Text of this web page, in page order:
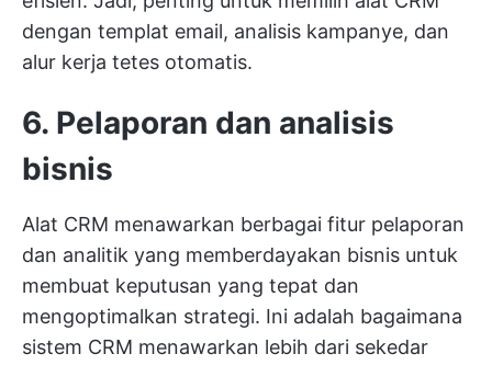
dengan templat email, analisis kampanye, dan
alur kerja tetes otomatis.
6. Pelaporan dan analisis
bisnis
Alat CRM menawarkan berbagai fitur pelaporan
dan analitik yang memberdayakan bisnis untuk
membuat keputusan yang tepat dan
mengoptimalkan strategi. Ini adalah bagaimana
sistem CRM menawarkan lebih dari sekedar